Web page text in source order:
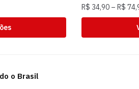
R$ 34,90 – R$
o Brasil